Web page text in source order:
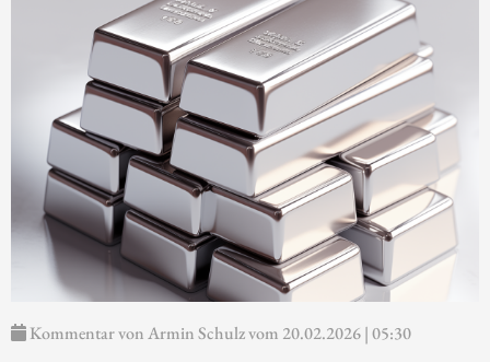
Kommentar von Armin Schulz vom 20.02.2026 | 05:30